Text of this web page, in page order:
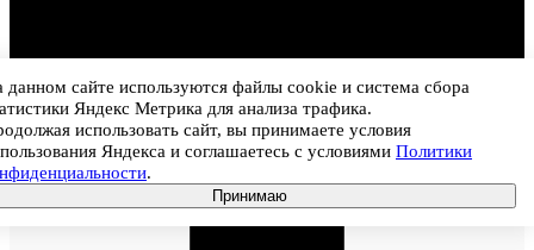
данном сайте используются файлы cookie и система сбора
Яндекс Метрика для анализа трафика.
использовать сайт, вы принимаете условия
Яндекса и соглашаетесь с условиями Политики
.
Принимаю